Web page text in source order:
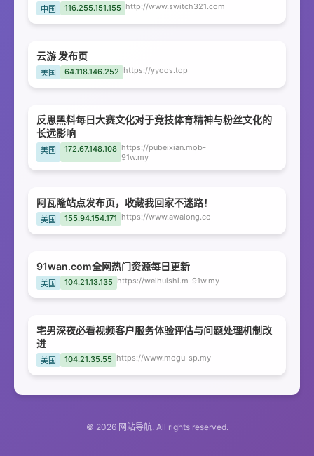
中国 116.255.151.155 http://www.switch321.com
云游 发布页
美国 64.118.146.252 https://yyoos.top
反思黑料每日大赛文化对于竞技体育精神与粉丝文化的
长远影响
美国 172.67.148.108 https://pubeixian.mob-
91w.my
阿瓦隆站点发布页，收藏我回家不迷路！
美国 155.94.154.171 https://www.awalong.cc
91wan.com全网热门资源每日更新
美国 104.21.13.135 https://weihuishi.m-91w.my
宅男深夜必看视频客户服务体验评估与问题处理机制改
进
美国 104.21.35.55 https://www.mogu-sp.my
© 2026 网站导航. All rights reserved.